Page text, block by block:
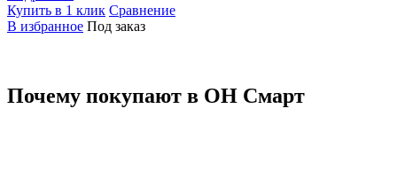
Купить в 1 клик Сравнение
В избранное Под заказ
Почему покупают в ОН Смарт